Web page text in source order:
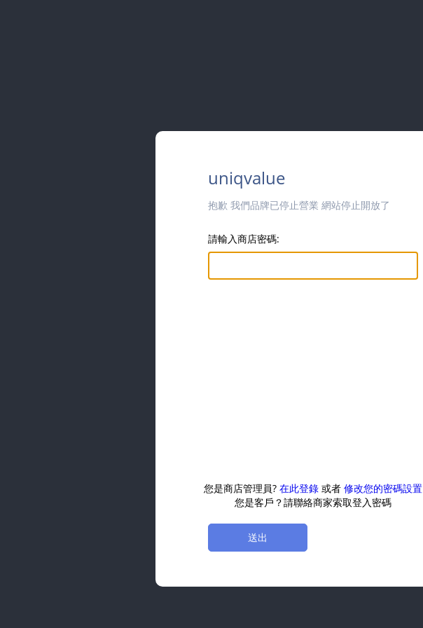
uniqvalue
抱歉 我們品牌已停止營業 網站停止開放了
請輸入商店密碼:
您是商店管理員? 在此登錄 或者 修改您的密碼設置
您是客戶？請聯絡商家索取登入密碼